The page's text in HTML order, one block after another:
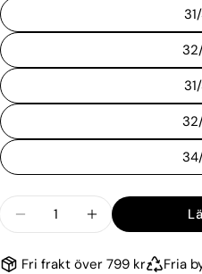
Kvantitet
Minska kvantiteten
Öka
Fri frakt över 799 kr
Fria